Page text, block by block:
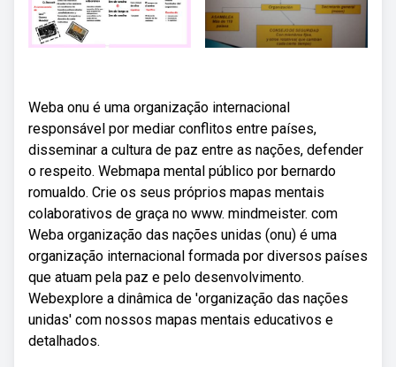
Weba onu é uma organização internacional
responsável por mediar conflitos entre países,
disseminar a cultura de paz entre as nações, defender
o respeito. Webmapa mental público por bernardo
romualdo. Crie os seus próprios mapas mentais
colaborativos de graça no www. mindmeister. com
Weba organização das nações unidas (onu) é uma
organização internacional formada por diversos países
que atuam pela paz e pelo desenvolvimento.
Webexplore a dinâmica de 'organização das nações
unidas' com nossos mapas mentais educativos e
detalhados.